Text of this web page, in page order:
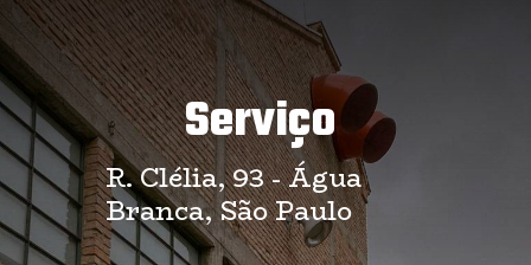
Serviço
R. Clélia, 93 - Água
Branca, São Paulo